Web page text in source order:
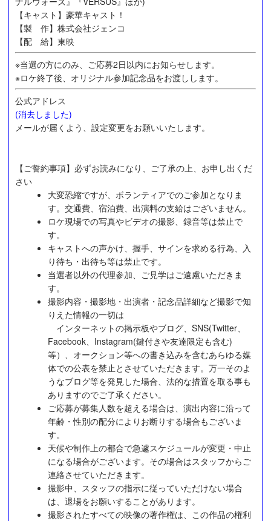
【キャスト】 豪華キャスト！
【製 作】株式会社ジェンコ
【配 給】東映
※当選の方にのみ、ご応募2日以内にお知らせします。
※ロケ終了後、オリジナル参加記念品をお渡しします。
公式アドレス
(消去しました)
メールが届くよう、設定変更をお願いいたします。
【ご誓約事項】必ずお読みになり、ご了承の上、お申し出くだ
さい
大変恐縮ですが、ボランティアでのご参加となりま
す。交通費、宿泊費、出演料の支給はございません。
ロケ現場での写真やビデオの撮影、録音等は禁止で
す。
キャストへの声かけ、握手、サインを求める行為、入
り待ち・出待ち等は禁止です。
当選者以外の代理参加、ご見学はご遠慮いただきま
す。
撮影内容・撮影地・出演者・記念品詳細など撮影で知
りえた情報の一切は
インターネットの掲示板やブログ、SNS(Twitter、
Facebook、Instagram(鍵付きや友達限定も含む)
等）、オークション等への書き込みを含むあらゆる媒
体での公表を禁止とさせていただきます。万一そのよ
うなブログ等を発見した場合、法的な措置を取る事も
ありますのでご了承ください。
ご応募が募集人数を超える場合は、演出内容に沿って
年齢・性別の配分によりお断りする場合もございま
す。
天候や制作上の都合で急遽スケジュールが変更・中止
になる場合がございます。その場合はスタッフからご
連絡させていただきます。
撮影中、スタッフの指示に従っていただけない場合
は、退場をお願いすることがあります。
撮影されたすべての映像の著作権は、この作品の権利